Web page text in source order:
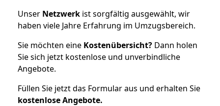
Unser Netzwerk ist sorgfältig ausgewählt, wir
haben viele Jahre Erfahrung im Umzugsbereich.
Sie möchten eine Kostenübersicht? Dann holen
Sie sich jetzt kostenlose und unverbindliche
Angebote.
Füllen Sie jetzt das Formular aus und erhalten Sie
kostenloseAngebote.